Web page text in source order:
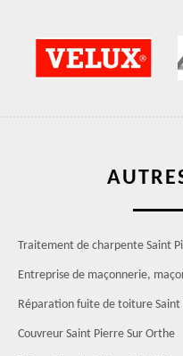
Traitement de charpente Saint
Entreprise de maçonnerie,
Réparation fuite de toiture Saint
Couvreur Saint Pierre Sur Orthe